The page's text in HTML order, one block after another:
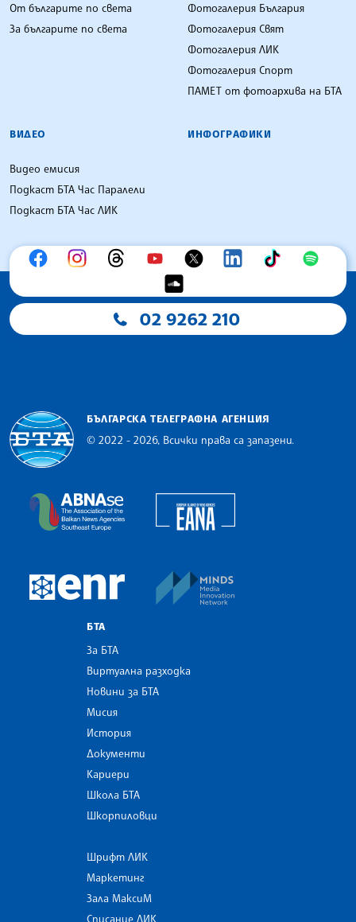
От българите по света
За българите по света
Фотогалерия България
Фотогалерия Свят
Фотогалерия ЛИК
Фотогалерия Спорт
ПАМЕТ от фотоархива на БТА
ВИДЕО
Видео емисия
Подкаст БТА Час Паралели
Подкаст БТА Час ЛИК
ИНФОГРАФИКИ
02 9262 210
БЪЛГАРСКА ТЕЛЕГРАФНА АГЕНЦИЯ
© 2022 - 2026, Всички права са запазени.
The Assocoation of the Balkan News Agencies
European Newsroom
БТА
За БТА
Виртуална разходка
Новини за БТА
Мисия
История
Документи
Кариери
Школа БТА
Шкорпиловци
Шрифт ЛИК
Маркетинг
Зала МаксиМ
Списание ЛИК